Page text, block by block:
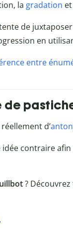
la gradation
de
en
entre
de
d’
contraire
?
,